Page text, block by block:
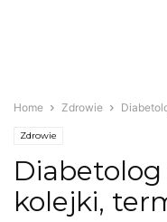
Home Zdrowie
Zdrowie
Diabetolog
kolejki,